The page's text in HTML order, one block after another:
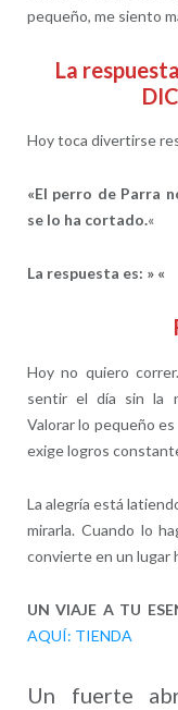
pequeño, me siento
La
Hoy toca divertirse
«El perro de Parra
se lo ha cortado.«
La respuesta es: » «
Hoy no quiero
sentir el día sin la
Valorar lo pequeño
exige logros
La alegría está
mirarla. Cuando lo
convierte en un lugar
UN VIAJE A TU
AQUÍ: TIENDA
Un fuerte